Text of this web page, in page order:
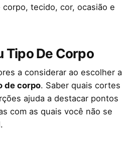
tecido, cor, ocasião e
Tipo De Corpo
a considerar ao escolher a
de corpo. Saber quais cortes
ajuda a destacar pontos
com as quais você não se